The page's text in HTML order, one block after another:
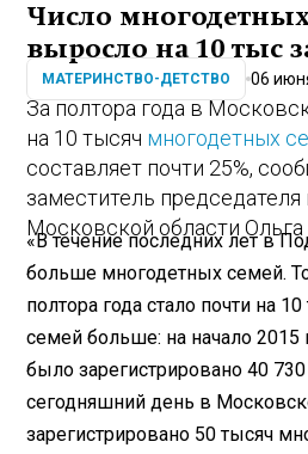
Число
выросло на 10 тыс
МАТЕРИНСТВО-ДЕТСТВО 06
За полтора года в
на 10 тысяч многодетных
составляет почти 25%,
заместитель председателя
Московской области Ольга
«В течение последних лет в
больше многодетных семей.
полтора года стало почти на
семей больше: на начало
было зарегистрировано 40
сегодняшний день в
зарегистрировано 50 тысяч